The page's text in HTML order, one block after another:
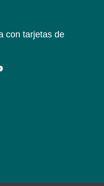
con tarjetas de